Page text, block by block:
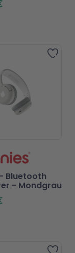
hinzufügen Zur
Bluetooth
- Mondgrau
hinzufügen Zur